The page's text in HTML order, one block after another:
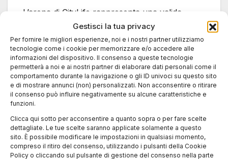
Gestisci la tua privacy
Per fornire le migliori esperienze, noi e i nostri partner utilizziamo
tecnologie come i cookie per memorizzare e/o accedere alle
informazioni del dispositivo. Il consenso a queste tecnologie
permetterà a noi e ai nostri partner di elaborare dati personali come il
comportamento durante la navigazione o gli ID univoci su questo sito
e di mostrare annunci (non) personalizzati. Non acconsentire o ritirare
il consenso può influire negativamente su alcune caratteristiche e
funzioni.
Clicca qui sotto per acconsentire a quanto sopra o per fare scelte
dettagliate. Le tue scelte saranno applicate solamente a questo
sito. È possibile modificare le impostazioni in qualsiasi momento,
compreso il ritiro del consenso, utilizzando i pulsanti della Cookie
Policy o cliccando sul pulsante di gestione del consenso nella parte
L’arena di CityLife rappresenta una valida
alternativa per chi desidera vivere il cinema
all’aperto lontano dalle location storiche ma
senza rinunciare a una cornice suggestiva.
Chiostro
dell’Incoronata:
un’esperienza più
raccolta